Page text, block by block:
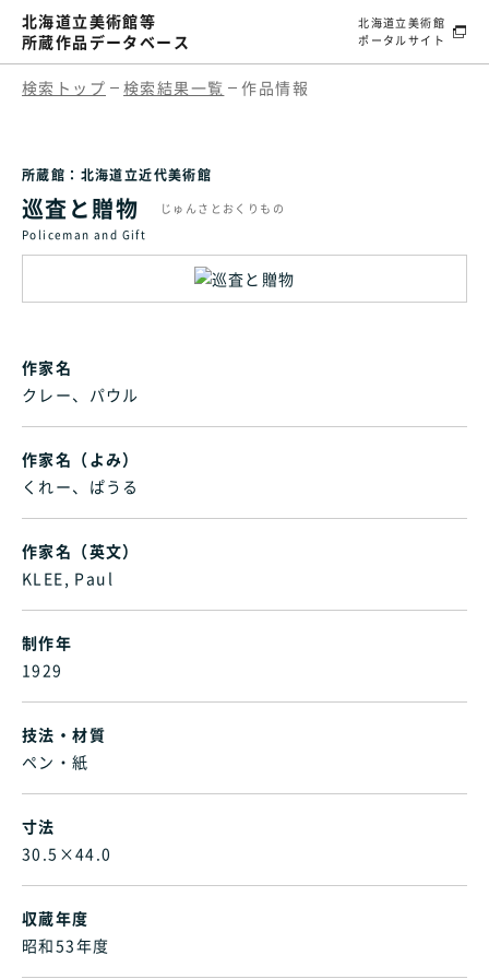
北海道立美術館等
所蔵作品データベース
北海道立美術館
ポータルサイト
検索トップ 検索結果一覧 作品情報
所蔵館：北海道立近代美術館
巡査と贈物
じゅんさとおくりもの
Policeman and Gift
作家名
クレー、パウル
作家名（よみ）
くれー、ぱうる
作家名（英文）
KLEE, Paul
制作年
1929
技法・材質
ペン・紙
寸法
30.5×44.0
収蔵年度
昭和53年度